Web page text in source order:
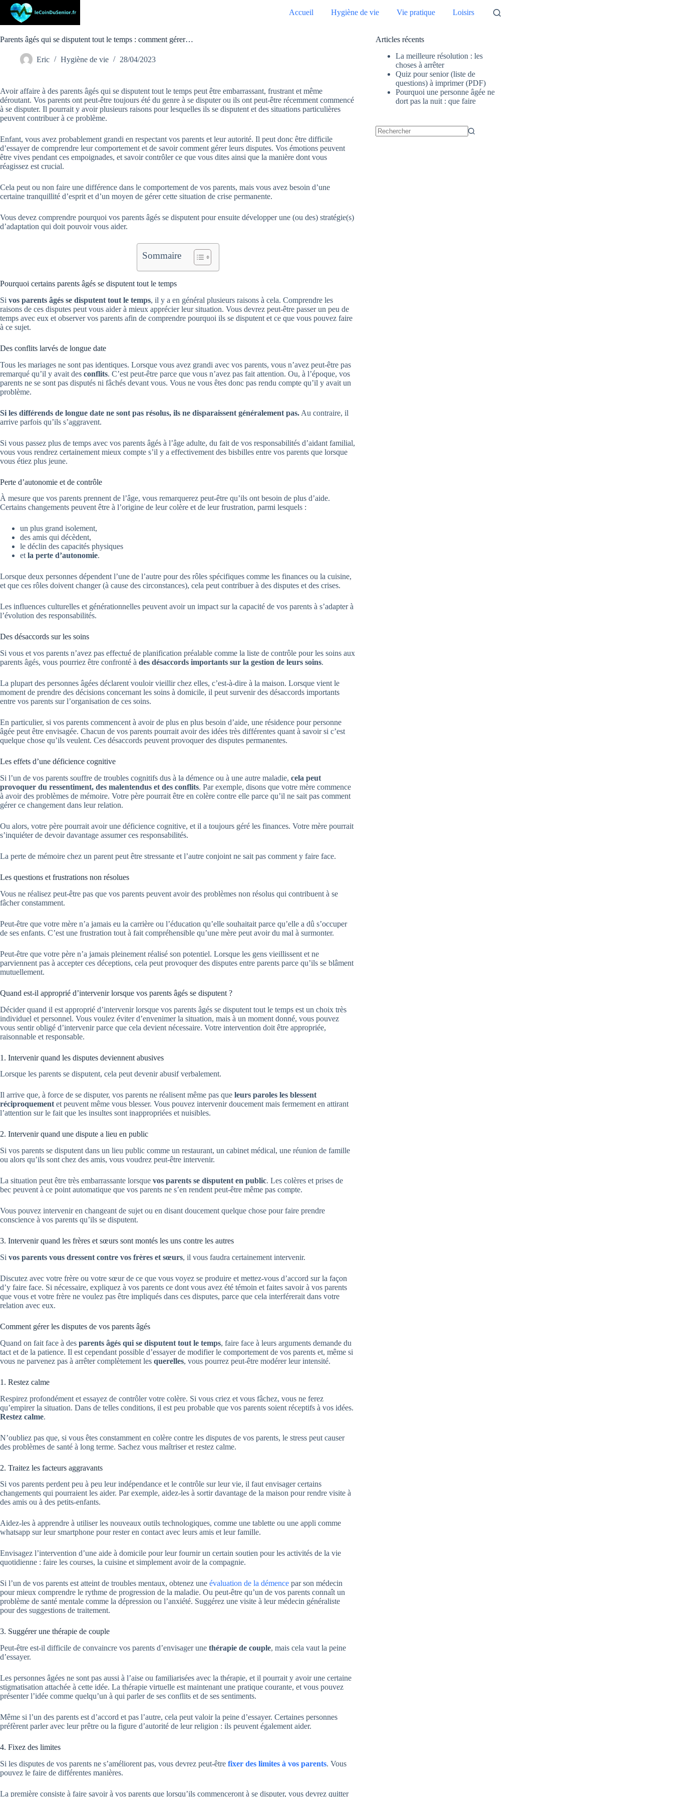
Passer
contenu
Accueil Hygiène de vie Vie pratique Loisirs
Parents âgés qui se disputent tout le temps : comment gérer…
Eric Hygiène de vie 28/04/2023
Avoir affaire à des parents âgés qui se disputent tout le temps peut être embarrassant, frustrant et même
déroutant. Vos parents ont peut-être toujours été du genre à se disputer ou ils ont peut-être récemment commencé
à se disputer. Il pourrait y avoir plusieurs raisons pour lesquelles ils se disputent et des situations particulières
peuvent contribuer à ce problème.
Enfant, vous avez probablement grandi en respectant vos parents et leur autorité. Il peut donc être difficile
d’essayer de comprendre leur comportement et de savoir comment gérer leurs disputes. Vos émotions peuvent
être vives pendant ces empoignades, et savoir contrôler ce que vous dites ainsi que la manière dont vous
réagissez est crucial.
Cela peut ou non faire une différence dans le comportement de vos parents, mais vous avez besoin d’une
certaine tranquillité d’esprit et d’un moyen de gérer cette situation de crise permanente.
Vous devez comprendre pourquoi vos parents âgés se disputent pour ensuite développer une (ou des) stratégie(s)
d’adaptation qui doit pouvoir vous aider.
Sommaire
Pourquoi certains parents âgés se disputent tout le temps
Si vos parents âgés se disputent tout le temps, il y a en général plusieurs raisons à cela. Comprendre les
raisons de ces disputes peut vous aider à mieux apprécier leur situation. Vous devrez peut-être passer un peu de
temps avec eux et observer vos parents afin de comprendre pourquoi ils se disputent et ce que vous pouvez faire
à ce sujet.
Des conflits larvés de longue date
Tous les mariages ne sont pas identiques. Lorsque vous avez grandi avec vos parents, vous n’avez peut-être pas
remarqué qu’il y avait des conflits. C’est peut-être parce que vous n’avez pas fait attention. Ou, à l’époque, vos
parents ne se sont pas disputés ni fâchés devant vous. Vous ne vous êtes donc pas rendu compte qu’il y avait un
problème.
Si les différends de longue date ne sont pas résolus, ils ne disparaissent généralement pas. Au contraire, il
arrive parfois qu’ils s’aggravent.
Si vous passez plus de temps avec vos parents âgés à l’âge adulte, du fait de vos responsabilités d’aidant familial,
vous vous rendrez certainement mieux compte s’il y a effectivement des bisbilles entre vos parents que lorsque
vous étiez plus jeune.
Perte d’autonomie et de contrôle
À mesure que vos parents prennent de l’âge, vous remarquerez peut-être qu’ils ont besoin de plus d’aide.
Certains changements peuvent être à l’origine de leur colère et de leur frustration, parmi lesquels :
un plus grand isolement,
des amis qui décèdent,
le déclin des capacités physiques
et la perte d’autonomie.
Lorsque deux personnes dépendent l’une de l’autre pour des rôles spécifiques comme les finances ou la cuisine,
et que ces rôles doivent changer (à cause des circonstances), cela peut contribuer à des disputes et des crises.
Les influences culturelles et générationnelles peuvent avoir un impact sur la capacité de vos parents à s’adapter à
l’évolution des responsabilités.
Des désaccords sur les soins
Si vous et vos parents n’avez pas effectué de planification préalable comme la liste de contrôle pour les soins aux
parents âgés, vous pourriez être confronté à des désaccords importants sur la gestion de leurs soins.
La plupart des personnes âgées déclarent vouloir vieillir chez elles, c’est-à-dire à la maison. Lorsque vient le
moment de prendre des décisions concernant les soins à domicile, il peut survenir des désaccords importants
entre vos parents sur l’organisation de ces soins.
En particulier, si vos parents commencent à avoir de plus en plus besoin d’aide, une résidence pour personne
âgée peut être envisagée. Chacun de vos parents pourrait avoir des idées très différentes quant à savoir si c’est
quelque chose qu’ils veulent. Ces désaccords peuvent provoquer des disputes permanentes.
Les effets d’une déficience cognitive
Si l’un de vos parents souffre de troubles cognitifs dus à la démence ou à une autre maladie, cela peut
provoquer du ressentiment, des malentendus et des conflits. Par exemple, disons que votre mère commence
à avoir des problèmes de mémoire. Votre père pourrait être en colère contre elle parce qu’il ne sait pas comment
gérer ce changement dans leur relation.
Ou alors, votre père pourrait avoir une déficience cognitive, et il a toujours géré les finances. Votre mère pourrait
s’inquiéter de devoir davantage assumer ces responsabilités.
La perte de mémoire chez un parent peut être stressante et l’autre conjoint ne sait pas comment y faire face.
Les questions et frustrations non résolues
Vous ne réalisez peut-être pas que vos parents peuvent avoir des problèmes non résolus qui contribuent à se
fâcher constamment.
Peut-être que votre mère n’a jamais eu la carrière ou l’éducation qu’elle souhaitait parce qu’elle a dû s’occuper
de ses enfants. C’est une frustration tout à fait compréhensible qu’une mère peut avoir du mal à surmonter.
Peut-être que votre père n’a jamais pleinement réalisé son potentiel. Lorsque les gens vieillissent et ne
parviennent pas à accepter ces déceptions, cela peut provoquer des disputes entre parents parce qu’ils se blâment
mutuellement.
Quand est-il approprié d’intervenir lorsque vos parents âgés se disputent ?
Décider quand il est approprié d’intervenir lorsque vos parents âgés se disputent tout le temps est un choix très
individuel et personnel. Vous voulez éviter d’envenimer la situation, mais à un moment donné, vous pouvez
vous sentir obligé d’intervenir parce que cela devient nécessaire. Votre intervention doit être appropriée,
raisonnable et responsable.
1. Intervenir quand les disputes deviennent abusives
Lorsque les parents se disputent, cela peut devenir abusif verbalement.
Il arrive que, à force de se disputer, vos parents ne réalisent même pas que leurs paroles les blessent
réciproquement et peuvent même vous blesser. Vous pouvez intervenir doucement mais fermement en attirant
l’attention sur le fait que les insultes sont inappropriées et nuisibles.
2. Intervenir quand une dispute a lieu en public
Si vos parents se disputent dans un lieu public comme un restaurant, un cabinet médical, une réunion de famille
ou alors qu’ils sont chez des amis, vous voudrez peut-être intervenir.
La situation peut être très embarrassante lorsque vos parents se disputent en public. Les colères et prises de
bec peuvent à ce point automatique que vos parents ne s’en rendent peut-être même pas compte.
Vous pouvez intervenir en changeant de sujet ou en disant doucement quelque chose pour faire prendre
conscience à vos parents qu’ils se disputent.
3. Intervenir quand les frères et sœurs sont montés les uns contre les autres
Si vos parents vous dressent contre vos frères et sœurs, il vous faudra certainement intervenir.
Discutez avec votre frère ou votre sœur de ce que vous voyez se produire et mettez-vous d’accord sur la façon
d’y faire face. Si nécessaire, expliquez à vos parents ce dont vous avez été témoin et faites savoir à vos parents
que vous et votre frère ne voulez pas être impliqués dans ces disputes, parce que cela interférerait dans votre
relation avec eux.
Comment gérer les disputes de vos parents âgés
Quand on fait face à des parents âgés qui se disputent tout le temps, faire face à leurs arguments demande du
tact et de la patience. Il est cependant possible d’essayer de modifier le comportement de vos parents et, même si
vous ne parvenez pas à arrêter complètement les querelles, vous pourrez peut-être modérer leur intensité.
1. Restez calme
Respirez profondément et essayez de contrôler votre colère. Si vous criez et vous fâchez, vous ne ferez
qu’empirer la situation. Dans de telles conditions, il est peu probable que vos parents soient réceptifs à vos idées.
Restez calme.
N’oubliez pas que, si vous êtes constamment en colère contre les disputes de vos parents, le stress peut causer
des problèmes de santé à long terme. Sachez vous maîtriser et restez calme.
2. Traitez les facteurs aggravants
Si vos parents perdent peu à peu leur indépendance et le contrôle sur leur vie, il faut envisager certains
changements qui pourraient les aider. Par exemple, aidez-les à sortir davantage de la maison pour rendre visite à
des amis ou à des petits-enfants.
Aidez-les à apprendre à utiliser les nouveaux outils technologiques, comme une tablette ou une appli comme
whatsapp sur leur smartphone pour rester en contact avec leurs amis et leur famille.
Envisagez l’intervention d’une aide à domicile pour leur fournir un certain soutien pour les activités de la vie
quotidienne : faire les courses, la cuisine et simplement avoir de la compagnie.
Si l’un de vos parents est atteint de troubles mentaux, obtenez une évaluation de la démence par son médecin
pour mieux comprendre le rythme de progression de la maladie. Ou peut-être qu’un de vos parents connaît un
problème de santé mentale comme la dépression ou l’anxiété. Suggérez une visite à leur médecin généraliste
pour des suggestions de traitement.
3. Suggérer une thérapie de couple
Peut-être est-il difficile de convaincre vos parents d’envisager une thérapie de couple, mais cela vaut la peine
d’essayer.
Les personnes âgées ne sont pas aussi à l’aise ou familiarisées avec la thérapie, et il pourrait y avoir une certaine
stigmatisation attachée à cette idée. La thérapie virtuelle est maintenant une pratique courante, et vous pouvez
présenter l’idée comme quelqu’un à qui parler de ses conflits et de ses sentiments.
Même si l’un des parents est d’accord et pas l’autre, cela peut valoir la peine d’essayer. Certaines personnes
préfèrent parler avec leur prêtre ou la figure d’autorité de leur religion : ils peuvent également aider.
4. Fixez des limites
Si les disputes de vos parents ne s’améliorent pas, vous devrez peut-être fixer des limites à vos parents. Vous
pouvez le faire de différentes manières.
La première consiste à faire savoir à vos parents que lorsqu’ils commenceront à se disputer, vous devrez quitter
Articles récents
La meilleure résolution : les
choses à arrêter
Quiz pour senior (liste de
questions) à imprimer (PDF)
Pourquoi une personne âgée ne
dort pas la nuit : que faire